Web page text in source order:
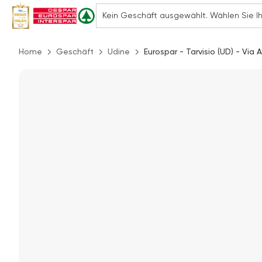
Home Geschäft Udine Eurospar - Tarvisio (UD) - Via